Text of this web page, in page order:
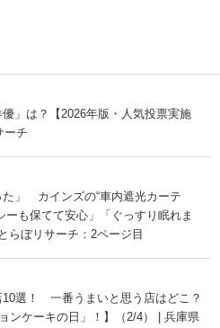
」は？【2026年版・人気投票実施
ーチ
た」 カインズの“車内遮光カーテ
も保てて安心」「ぐっすり眠れま
らぼリサーチ：2ページ目
選！ 一番うまいと思う店はどこ？
ンケーキの日」！】（2/4） | 兵庫県